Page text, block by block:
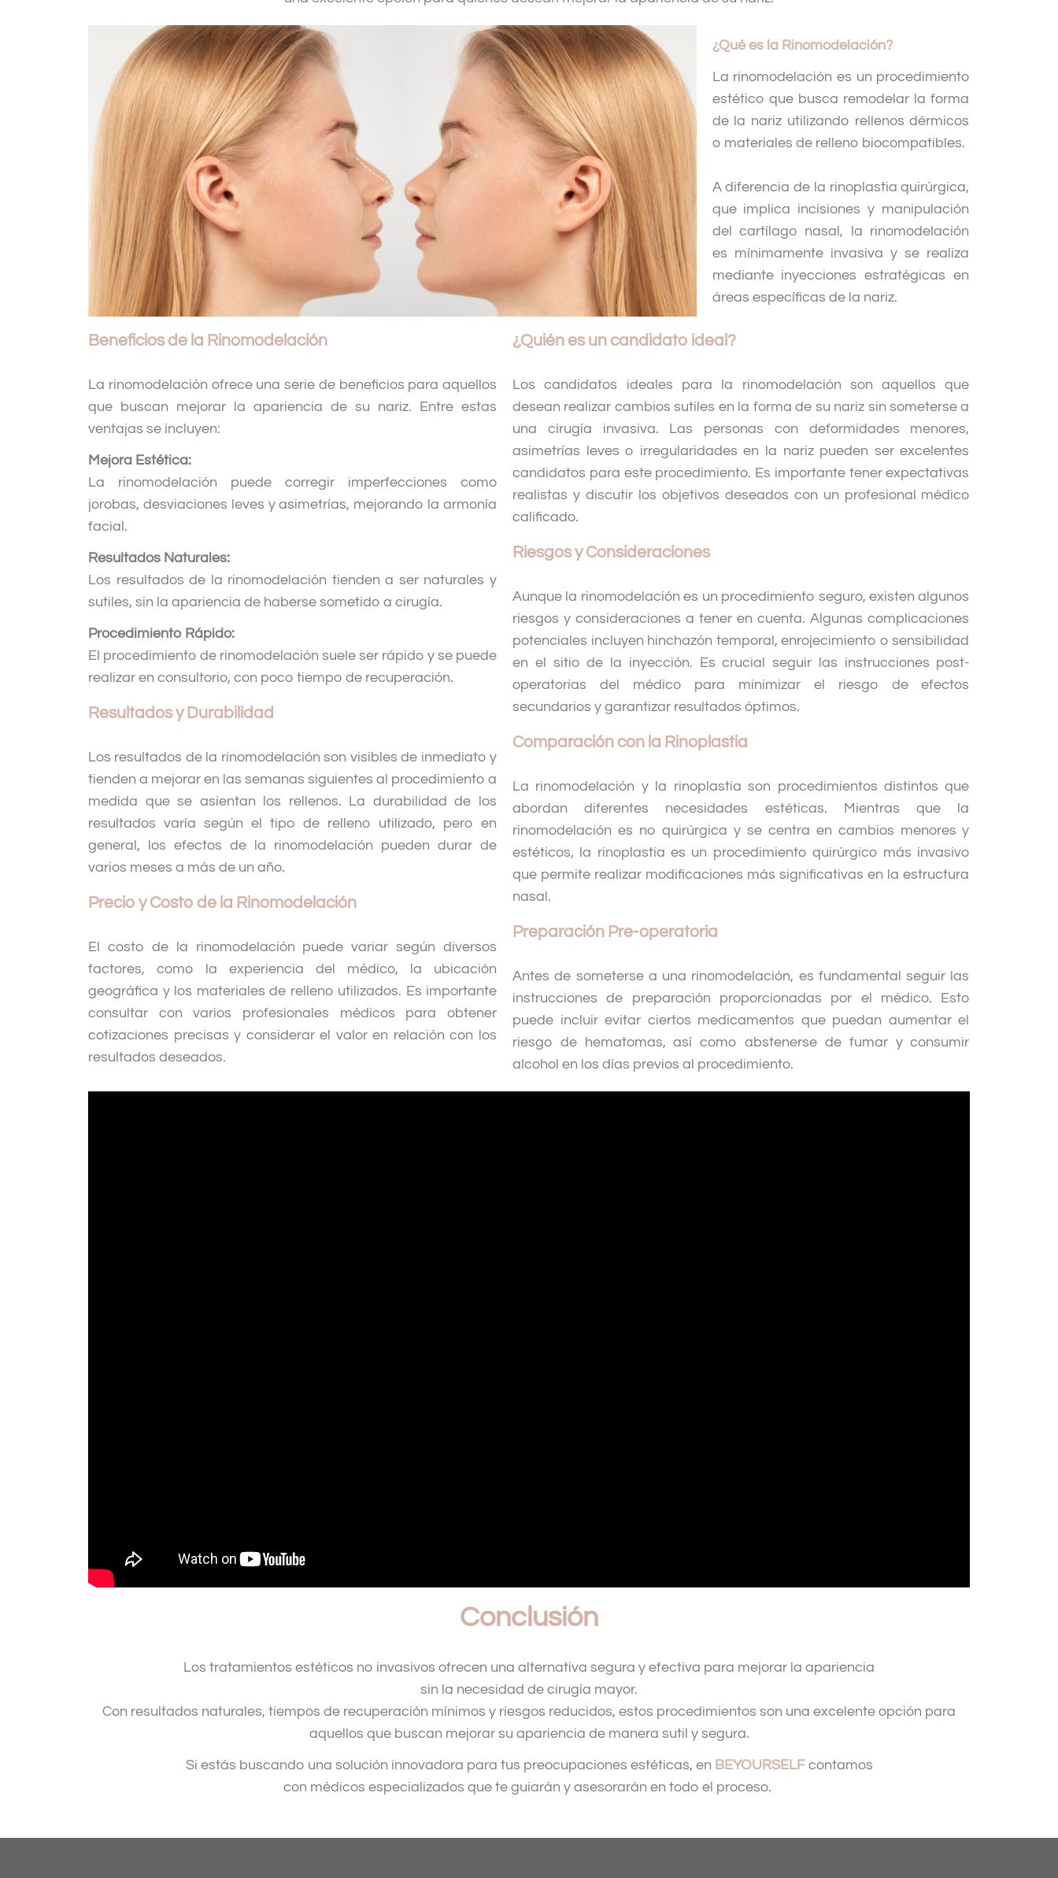
¿Qué es la Rinomodelación?
La rinomodelación es un procedimiento
estético que busca remodelar la forma
de la nariz utilizando rellenos dérmicos
o materiales de relleno biocompatibles.
A diferencia de la rinoplastia quirúrgica,
que implica incisiones y manipulación
del cartílago nasal, la rinomodelación
es mínimamente invasiva y se realiza
mediante inyecciones estratégicas en
áreas específicas de la nariz.
Beneficios de la Rinomodelación
La rinomodelación ofrece una serie de beneficios para aquellos
que buscan mejorar la apariencia de su nariz. Entre estas
ventajas se incluyen:
Mejora Estética:
La rinomodelación puede corregir imperfecciones como
jorobas, desviaciones leves y asimetrías, mejorando la armonía
facial.
Resultados Naturales:
Los resultados de la rinomodelación tienden a ser naturales y
sutiles, sin la apariencia de haberse sometido a cirugía.
Procedimiento Rápido:
El procedimiento de rinomodelación suele ser rápido y se puede
realizar en consultorio, con poco tiempo de recuperación.
Resultados y Durabilidad
Los resultados de la rinomodelación son visibles de inmediato y
tienden a mejorar en las semanas siguientes al procedimiento a
medida que se asientan los rellenos. La durabilidad de los
resultados varía según el tipo de relleno utilizado, pero en
general, los efectos de la rinomodelación pueden durar de
varios meses a más de un año.
Precio y Costo de la Rinomodelación
El costo de la rinomodelación puede variar según diversos
factores, como la experiencia del médico, la ubicación
geográfica y los materiales de relleno utilizados. Es importante
consultar con varios profesionales médicos para obtener
cotizaciones precisas y considerar el valor en relación con los
resultados deseados.
¿Quién es un candidato ideal?
Los candidatos ideales para la rinomodelación son aquellos que
desean realizar cambios sutiles en la forma de su nariz sin someterse a
una cirugía invasiva. Las personas con deformidades menores,
asimetrías leves o irregularidades en la nariz pueden ser excelentes
candidatos para este procedimiento. Es importante tener expectativas
realistas y discutir los objetivos deseados con un profesional médico
calificado.
Riesgos y Consideraciones
Aunque la rinomodelación es un procedimiento seguro, existen algunos
riesgos y consideraciones a tener en cuenta. Algunas complicaciones
potenciales incluyen hinchazón temporal, enrojecimiento o sensibilidad
en el sitio de la inyección. Es crucial seguir las instrucciones post-
operatorias del médico para minimizar el riesgo de efectos
secundarios y garantizar resultados óptimos.
Comparación con la Rinoplastia
La rinomodelación y la rinoplastia son procedimientos distintos que
abordan diferentes necesidades estéticas. Mientras que la
rinomodelación es no quirúrgica y se centra en cambios menores y
estéticos, la rinoplastia es un procedimiento quirúrgico más invasivo
que permite realizar modificaciones más significativas en la estructura
nasal.
Preparación Pre-operatoria
Antes de someterse a una rinomodelación, es fundamental seguir las
instrucciones de preparación proporcionadas por el médico. Esto
puede incluir evitar ciertos medicamentos que puedan aumentar el
riesgo de hematomas, así como abstenerse de fumar y consumir
alcohol en los días previos al procedimiento.
Conclusión
Los tratamientos estéticos no invasivos ofrecen una alternativa segura y efectiva para mejorar la apariencia
sin la necesidad de cirugía mayor.
Con resultados naturales, tiempos de recuperación mínimos y riesgos reducidos, estos procedimientos son una excelente opción para
aquellos que buscan mejorar su apariencia de manera sutil y segura.
Si estás buscando una solución innovadora para tus preocupaciones estéticas, en BEYOURSELFcontamos
con médicos especializados que te guiarán y asesorarán en todo el proceso.